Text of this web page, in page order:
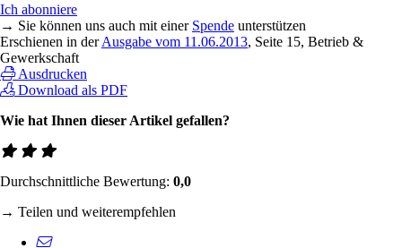
Ich abonniere
→ Sie können uns auch mit einer Spende unterstützen
Erschienen in derAusgabe vom 11.06.2013, Seite 15, Betrieb &
Gewerkschaft
Ausdrucken
Download als PDF
Wie hat Ihnen dieser Artikel gefallen?
Durchschnittliche Bewertung: 0,0
→ Teilen und weiterempfehlen